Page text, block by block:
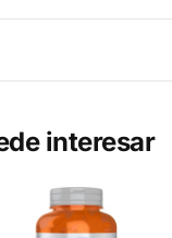
interesar